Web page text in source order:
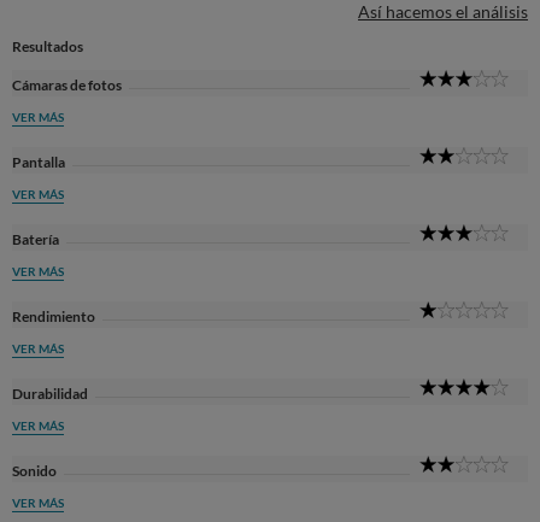
Así hacemos el análisis
Resultados
Cámaras de fotos
VER MÁS
Pantalla
VER MÁS
Batería
VER MÁS
Rendimiento
VER MÁS
Durabilidad
VER MÁS
Sonido
VER MÁS